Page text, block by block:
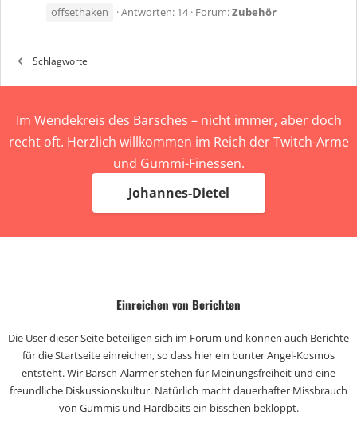
offsethaken
Antworten: 14 Forum:Zubehör
Schlagworte
Im Wendekreis des Barsches – nicht immer, aber doch
recht oft. Herzlich willkommen im Reich der Twitch-Arme
und Gummi-Finessen.
Johannes-Dietel
Einreichen von Berichten
Die User dieser Seite beteiligen sich im Forum und können auch Berichte
für die Startseite einreichen, so dass hier ein bunter Angel-Kosmos
entsteht. Wir Barsch-Alarmer stehen für Meinungsfreiheit und eine
freundliche Diskussionskultur. Natürlich macht dauerhafter Missbrauch
von Gummis und Hardbaits ein bisschen bekloppt.